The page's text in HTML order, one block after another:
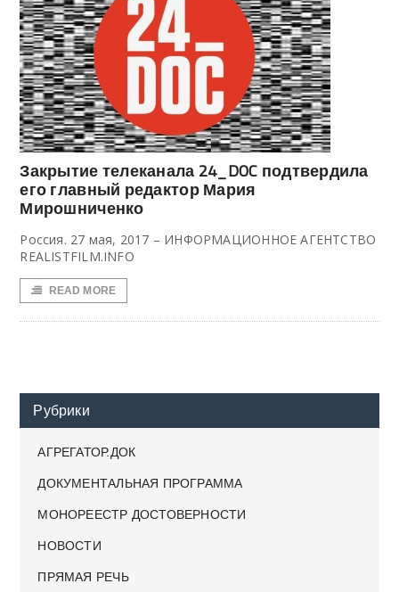
Закрытие телеканала 24_DOC подтвердила
его главный редактор Мария
Мирошниченко
Россия. 27 мая, 2017 – ИНФОРМАЦИОННОЕ АГЕНТСТВО
REALISTFILM.INFO
READ MORE
Рубрики
АГРЕГАТОР.ДОК
ДОКУМЕНТАЛЬНАЯ ПРОГРАММА
МОНОРЕЕСТР ДОСТОВЕРНОСТИ
НОВОСТИ
ПРЯМАЯ РЕЧЬ